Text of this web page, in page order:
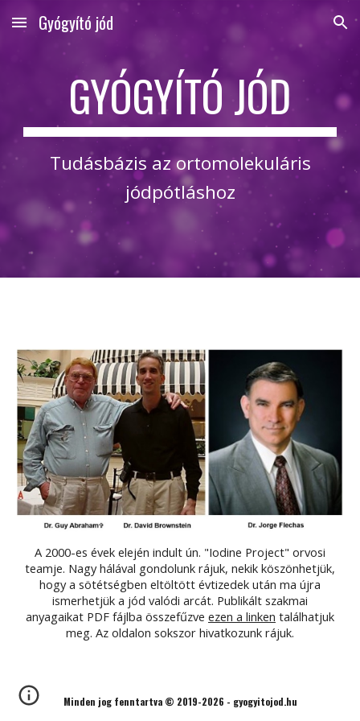
Skip to main content Skip to navigation
Gyógyító jód
GYÓGYÍTÓ JÓD
Tudásbázis az ortomolekuláris
jódpótláshoz
A 2000-es évek elején indult ún. "Iodine Project" orvosi
teamje. Nagy hálával gondolunk rájuk, nekik köszönhetjük,
hogy a sötétségben eltöltött évtizedek után ma újra
ismerhetjük a jód valódi arcát. Publikált szakmai
anyagaikat PDF fájlba összefűzve ezen a linken találhatjuk
meg. Az oldalon sokszor hivatkozunk rájuk.
Minden jog fenntartva © 2019-2026 - gyogyitojod.hu